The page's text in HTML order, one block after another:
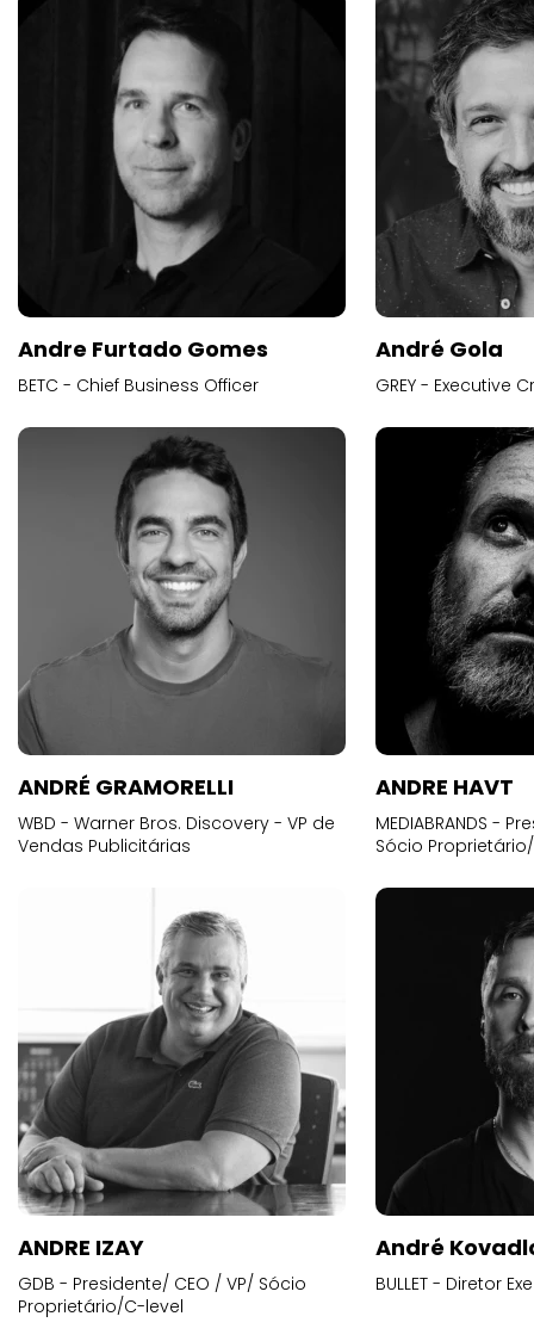
Andre Furtado Gomes
BETC - Chief Business Officer
André Gola
GREY - Executive
ANDRÉ GRAMORELLI
WBD - Warner Bros. Discovery - VP de
Vendas Publicitárias
ANDRE HAVT
MEDIABRANDS -
Sócio
ANDRE IZAY
GDB - Presidente/ CEO / VP/ Sócio
Proprietário/C-level
André
BULLET - Diretor